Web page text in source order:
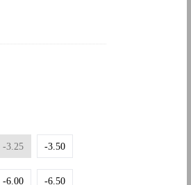
-3.25 -3.50
-6.00 -6.50